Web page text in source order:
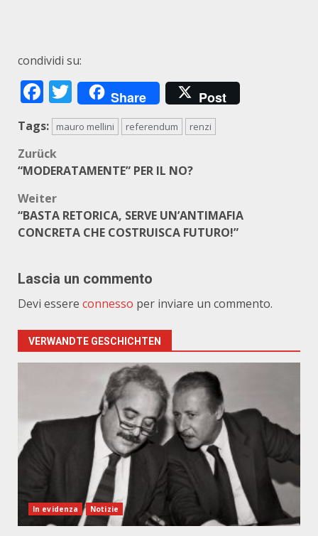
condividi su:
Facebook
Twitter
Share Post
Tags: mauro mellini referendum renzi
Beitragsnavigation
Zurück
“MODERATAMENTE” PER IL NO?
Weiter
“BASTA RETORICA, SERVE UN’ANTIMAFIA
CONCRETA CHE COSTRUISCA FUTURO!”
Lascia un commento
Devi essere connesso per inviare un commento.
VERWANDTE GESCHICHTEN
In evidenza Notizie